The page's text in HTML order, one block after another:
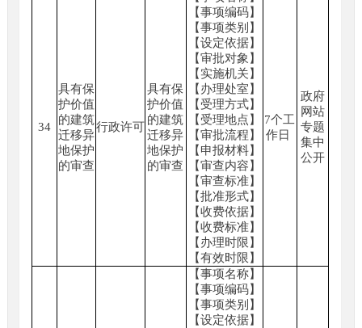
34
具有保
护价值
的建筑
迁移异
地保护
的审查
行政许可
具有保
护价值
的建筑
迁移异
地保护
的审查
【事项编码】
【事项类别】
【设定依据】
【审批对象】
【实施机关】
【办理处室】
【受理方式】
【受理地点】
【审批流程】
【申报材料】
【审查内容】
【审查标准】
【批准形式】
【收费依据】
【收费标准】
【办理时限】
【有效时限】
7个工
作日
政府
网站
专题
集中
公开
【事项名称】
【事项编码】
【事项类别】
【设定依据】